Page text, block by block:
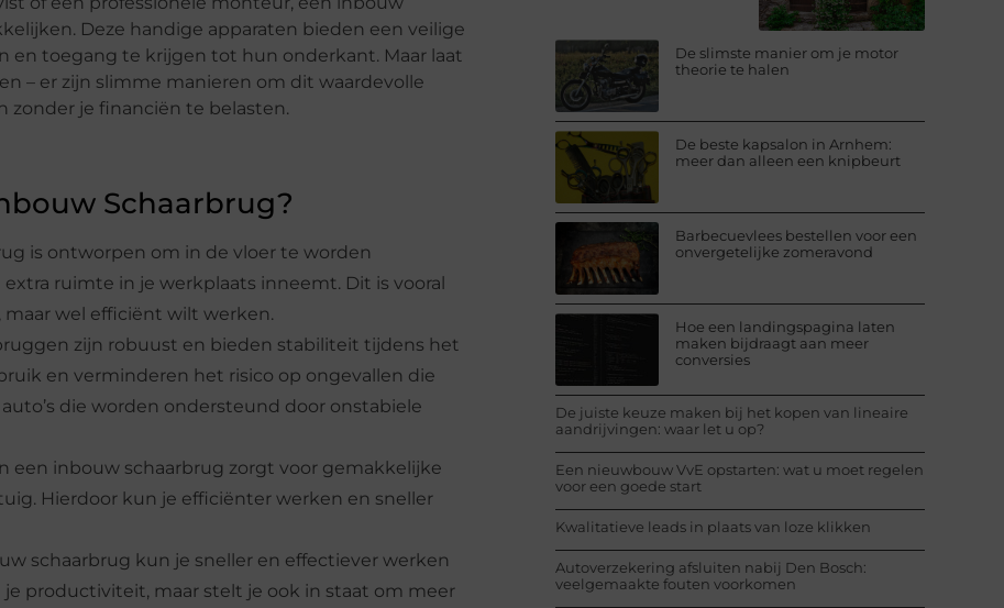
Deze handige apparaten bieden een veilige
toegang te krijgen tot hun onderkant. Maar laat
– er zijn slimme manieren om dit waardevolle
zonder je financiën te belasten.
Schaarbrug?
is ontworpen om in de vloer te worden
ruimte in je werkplaats inneemt. Dit is vooral
wel efficiënt wilt werken.
zijn robuust en bieden stabiliteit tijdens het
en verminderen het risico op ongevallen die
die worden ondersteund door onstabiele
een inbouw schaarbrug zorgt voor gemakkelijke
Hierdoor kun je efficiënter werken en sneller
schaarbrug kun je sneller en effectiever werken
productiviteit, maar stelt je ook in staat om meer
De slimste manier om je motor
theorie te halen
De beste kapsalon in Arnhem:
meer dan alleen een knipbeurt
Barbecuevlees bestellen voor een
onvergetelijke zomeravond
Hoe een landingspagina laten
maken bijdraagt aan meer
conversies
De juiste keuze maken bij het kopen van lineaire
aandrijvingen: waar let u op?
Een nieuwbouw VvE opstarten: wat u moet regelen
voor een goede start
Kwalitatieve leads in plaats van loze klikken
Autoverzekering afsluiten nabij Den Bosch:
veelgemaakte fouten voorkomen